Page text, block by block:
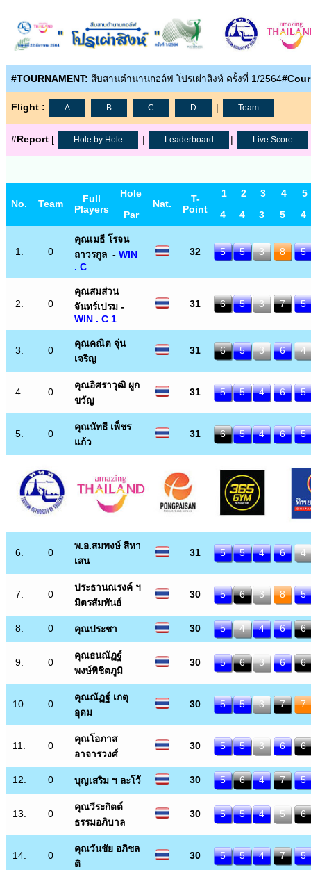
#TOURNAMENT: สืบสานตำนานกอล์ฟ โปรเผ่าสิงห์ ครั้งที่ 1/2564
Flight : A B C D Team
#Report [ Hole by Hole Leaderboard Live Score
No. Team
Full
Players
Hole
Nat.
T-
Point
1 2 3 4 5
Par 4 4 3 5 4
1. 0
คุณเมธี โรจน
ถาวรกูล - WIN
. C
32 5 5 3 8 5
2. 0
คุณสมส่วน
จันทร์เปรม -
WIN . C 1
31 6 5 3 7 5
3. 0
คุณคณิต จุ่น
เจริญ
31 6 5 3 6 4
4. 0
คุณอิศราวุฒิ ผูก
ขวัญ
31 5 5 4 6 5
5. 0
คุณนัทธี เพ็ชร
แก้ว
31 6 5 4 6 5
6. 0
พ.อ.สมพงษ์ สีหา
เสน
31 5 5 4 6 4
7. 0
ประธานณรงค์ ฯ
มิตรสัมพันธ์
30 5 6 3 8 5
8. 0 คุณประชา 30 5 4 4 6 6
9. 0
คุณธนณัฏฐ์
พงษ์พิชิตภูมิ
30 5 6 3 6 6
10. 0
คุณณัฏฐ์ เกตุ
อุดม
30 5 5 3 7 7
11. 0
คุณโอภาส
อาจารวงศ์
30 5 5 3 6 6
12. 0 บุญเสริม ฯ ละโว้ 30 5 6 4 7 5
13. 0
คุณวีระกิตต์
ธรรมอภิบาล
30 5 5 4 5 6
14. 0
คุณวันชัย อภิชล
ติ
30 5 5 4 7 5